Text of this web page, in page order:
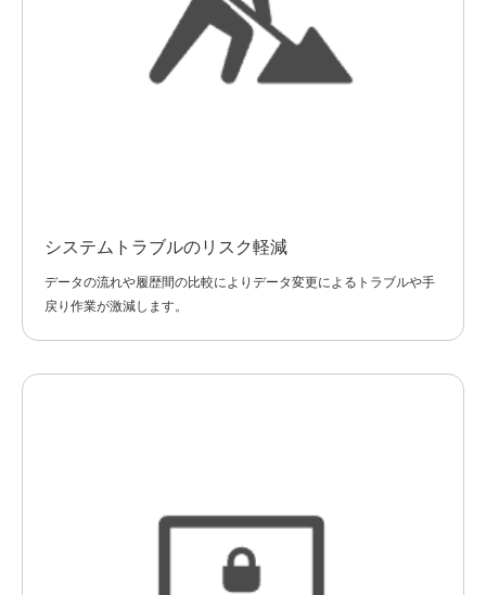
システムトラブルのリスク軽減
データの流れや履歴間の比較によりデータ変更によるトラブルや手
戻り作業が激減します。